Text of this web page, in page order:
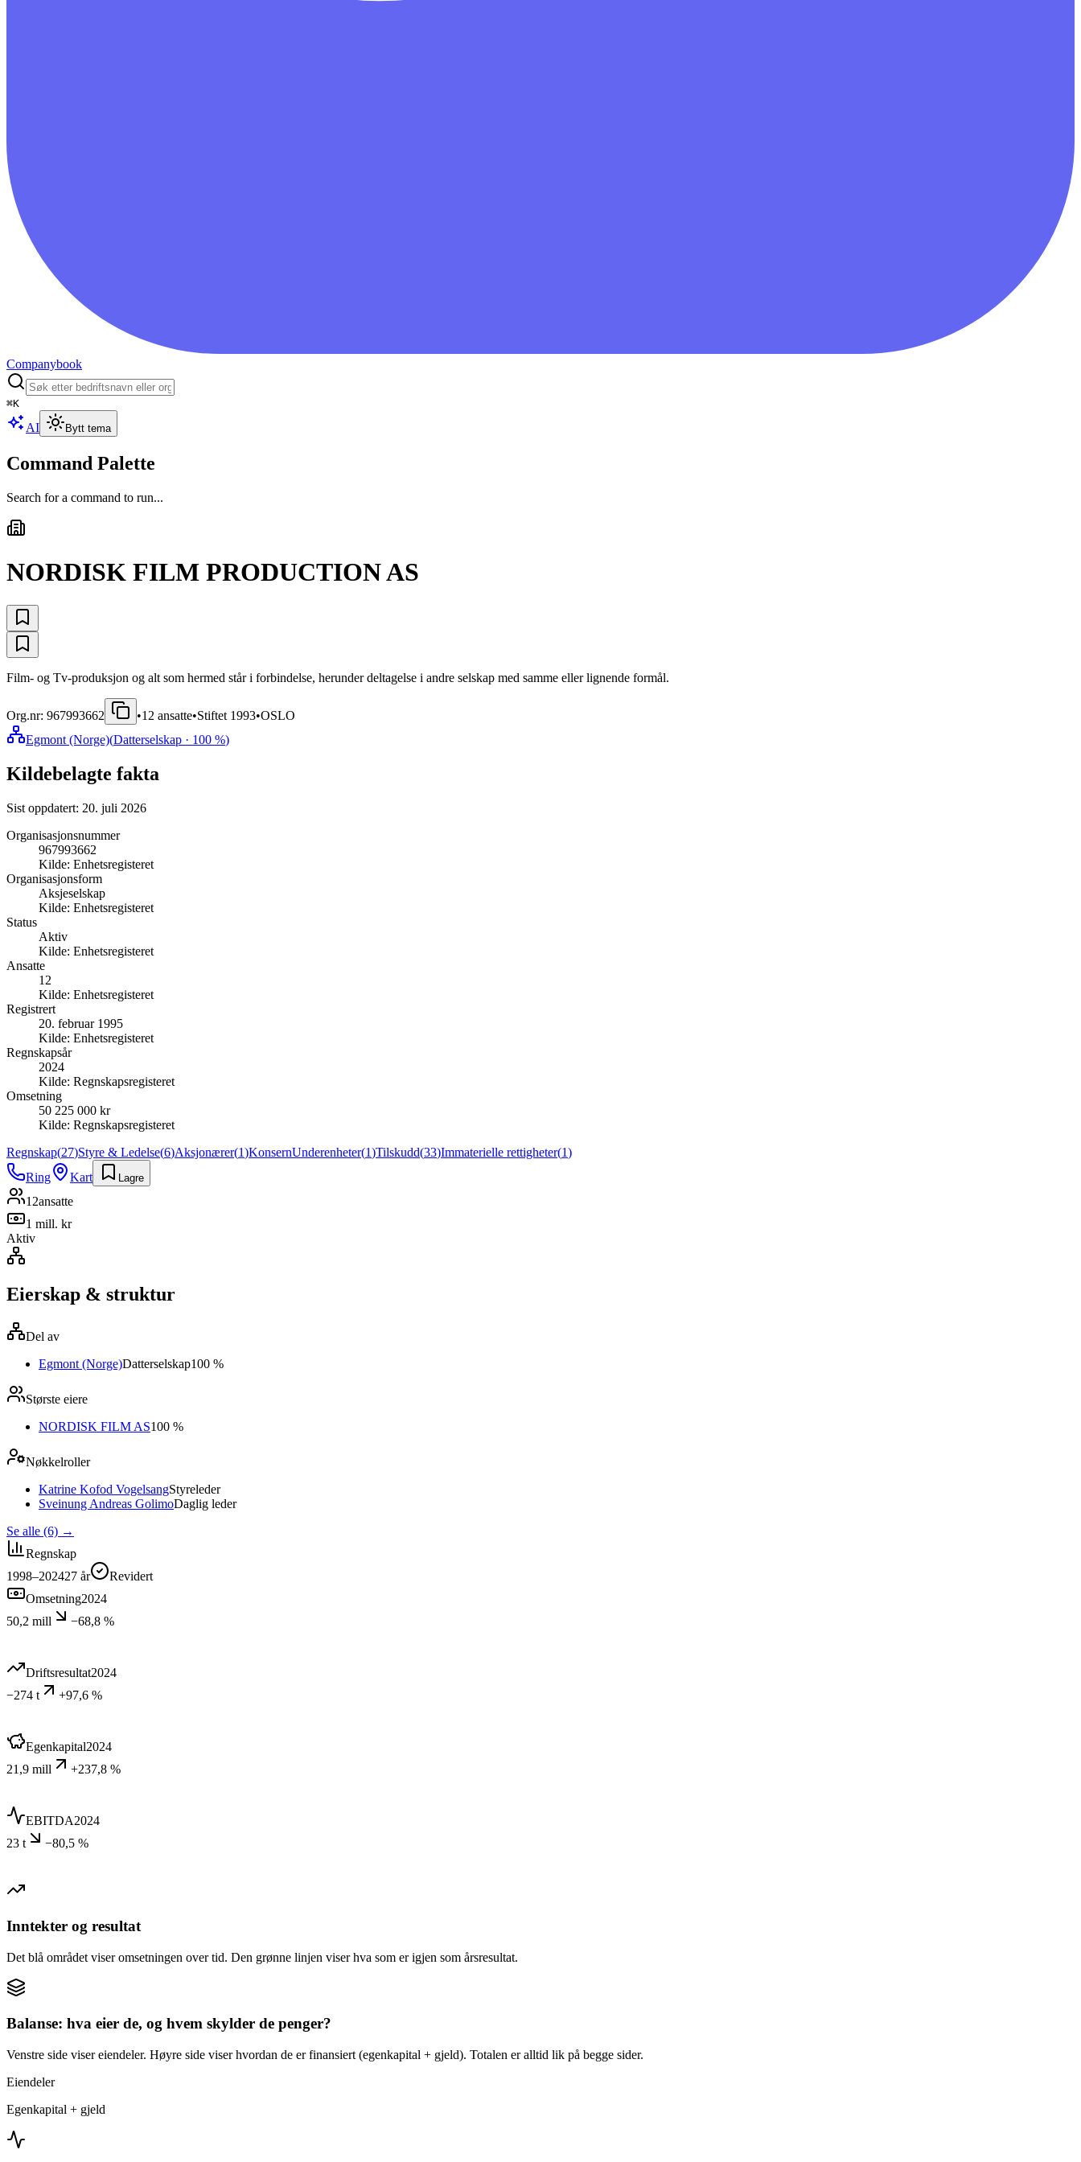
Companybook
⌘K
AI Bytt tema
Command Palette
Search for a command to run...
NORDISK FILM PRODUCTION AS
Film- og Tv-produksjon og alt som hermed står i forbindelse, herunder deltagelse i andre selskap med samme eller lignende formål.
Org.nr: 967993662 •12 ansatte•Stiftet 1993•OSLO
Egmont (Norge)(Datterselskap · 100 %)
Kildebelagte fakta
Sist oppdatert: 20. juli 2026
Organisasjonsnummer
967993662
Kilde: Enhetsregisteret
Organisasjonsform
Aksjeselskap
Kilde: Enhetsregisteret
Status
Aktiv
Kilde: Enhetsregisteret
Ansatte
12
Kilde: Enhetsregisteret
Registrert
20. februar 1995
Kilde: Enhetsregisteret
Regnskapsår
2024
Kilde: Regnskapsregisteret
Omsetning
50 225 000 kr
Kilde: Regnskapsregisteret
Regnskap(27)Styre & Ledelse(6)Aksjonærer(1)KonsernUnderenheter(1)Tilskudd(33)Immaterielle rettigheter(1)
Ring
Kart Lagre
12ansatte
1 mill. kr
Aktiv
Eierskap & struktur
Del av
Egmont (Norge)Datterselskap100 %
Største eiere
NORDISK FILM AS100 %
Nøkkelroller
Katrine Kofod VogelsangStyreleder
Sveinung Andreas GolimoDaglig leder
Se alle (6) →
Regnskap
1998–202427 år
Revidert
Omsetning2024
50,2 mill
−68,8 %
Driftsresultat2024
−274 t
+97,6 %
Egenkapital2024
21,9 mill
+237,8 %
EBITDA2024
23 t
−80,5 %
Inntekter og resultat
Det blå området viser omsetningen over tid. Den grønne linjen viser hva som er igjen som årsresultat.
Balanse: hva eier de, og hvem skylder de penger?
Venstre side viser eiendeler. Høyre side viser hvordan de er finansiert (egenkapital + gjeld). Totalen er alltid lik på begge sider.
Eiendeler
Egenkapital + gjeld